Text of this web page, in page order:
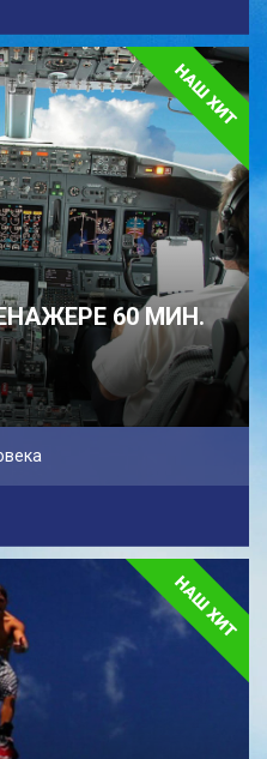
60 МИН.